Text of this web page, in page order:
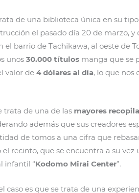
de una biblioteca única en su
el pasado día 20 de marzo, y
el barrio de Tachikawa, al oeste de
unos30.000 títulos manga que se
valor de4 dólares al día, lo que nos
trata de una de las mayores
además que sus creadores
de tomos a una cifra que
recinto, que se encuentra a su vez
infantil “Kodomo Mirai Center”.
caso es que se trata de una